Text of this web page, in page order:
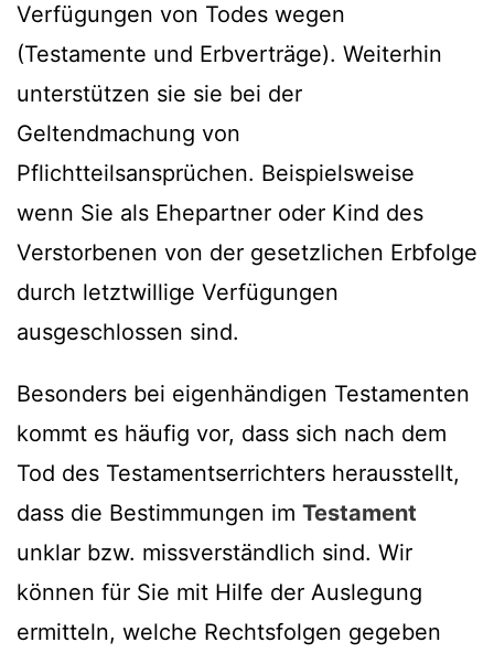
Verfügungen von Todes wegen
(Testamente und Erbverträge). Weiterhin
unterstützen sie sie bei der
Geltendmachung von
Pflichtteilsansprüchen. Beispielsweise
wenn Sie als Ehepartner oder Kind des
Verstorbenen von der gesetzlichen Erbfolge
durch letztwillige Verfügungen
ausgeschlossen sind.
Besonders bei eigenhändigen Testamenten
kommt es häufig vor, dass sich nach dem
Tod des Testamentserrichters herausstellt,
dass die Bestimmungen im Testament
unklar bzw. missverständlich sind. Wir
können für Sie mit Hilfe der Auslegung
ermitteln, welche Rechtsfolgen gegeben